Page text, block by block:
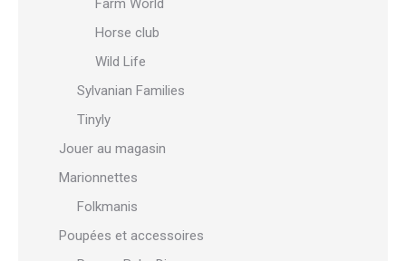
Farm World
Horse club
Wild Life
Sylvanian Families
Tinyly
Jouer au magasin
Marionnettes
Folkmanis
Poupées et accessoires